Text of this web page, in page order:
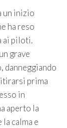
un inizio
ha reso
ai piloti.
grave
danneggiando
prima
in
aperto la
calma e